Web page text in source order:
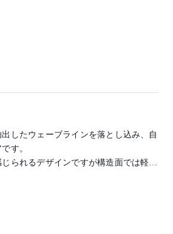
したウェーブラインを落とし込み、自
す。
られるデザインですが構造面では軽量